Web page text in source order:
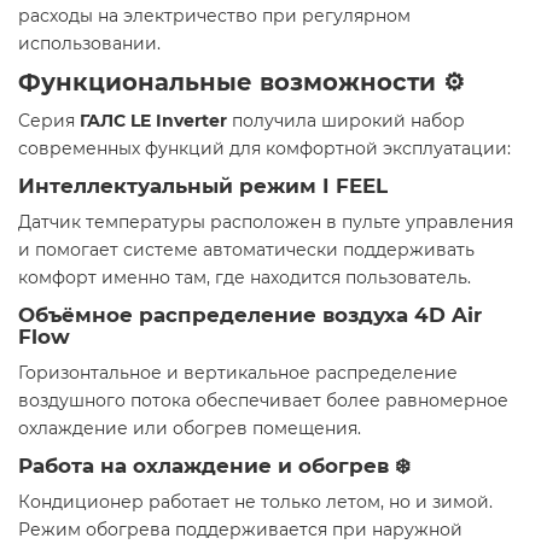
расходы на электричество при регулярном
использовании.
Функциональные возможности ⚙️
Серия ГАЛС LE Inverter получила широкий набор
современных функций для комфортной эксплуатации:
Интеллектуальный режим I FEEL
Датчик температуры расположен в пульте управления
и помогает системе автоматически поддерживать
комфорт именно там, где находится пользователь.
Объёмное распределение воздуха 4D Air
Flow
Горизонтальное и вертикальное распределение
воздушного потока обеспечивает более равномерное
охлаждение или обогрев помещения.
Работа на охлаждение и обогрев ❄️
Кондиционер работает не только летом, но и зимой.
Режим обогрева поддерживается при наружной